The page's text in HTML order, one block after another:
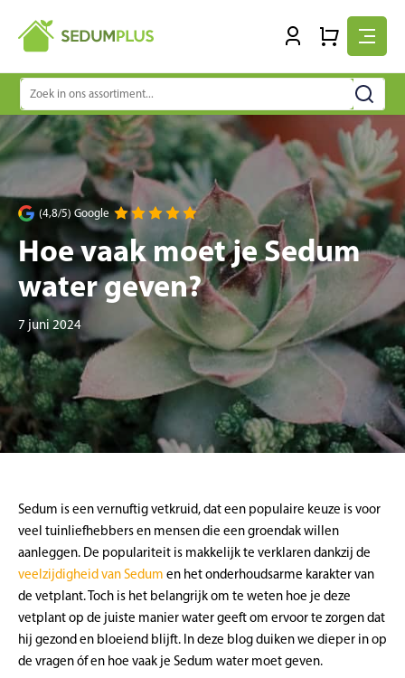
Zoeken
naar:
(4,8/5) Google
Hoe vaak moet je Sedum
water geven?
7 juni 2024
Sedum is een vernuftig vetkruid, dat een populaire keuze is voor
veel tuinliefhebbers en mensen die een groendak willen
aanleggen. De populariteit is makkelijk te verklaren dankzij de
veelzijdigheid van Sedum en het onderhoudsarme karakter van
de vetplant. Toch is het belangrijk om te weten hoe je deze
vetplant op de juiste manier water geeft om ervoor te zorgen dat
hij gezond en bloeiend blijft. In deze blog duiken we dieper in op
de vragen óf en hoe vaak je Sedum water moet geven.